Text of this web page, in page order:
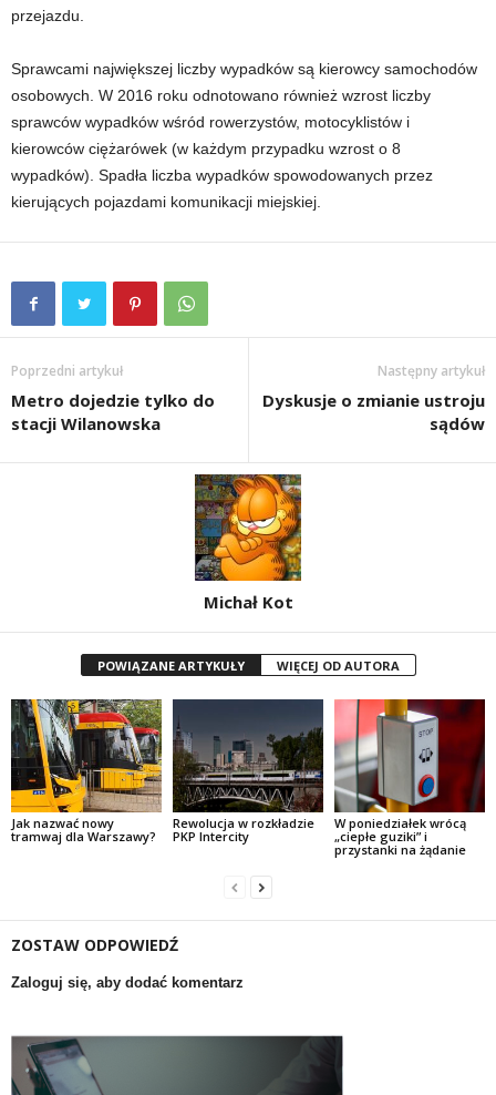
przejazdu.
Sprawcami największej liczby wypadków są kierowcy samochodów
osobowych. W 2016 roku odnotowano również wzrost liczby
sprawców wypadków wśród rowerzystów, motocyklistów i
kierowców ciężarówek (w każdym przypadku wzrost o 8
wypadków). Spadła liczba wypadków spowodowanych przez
kierujących pojazdami komunikacji miejskiej.
Poprzedni artykuł
Metro dojedzie tylko do
stacji Wilanowska
Następny artykuł
Dyskusje o zmianie ustroju
sądów
Michał Kot
POWIĄZANE ARTYKUŁY WIĘCEJ OD AUTORA
Jak nazwać nowy
tramwaj dla Warszawy?
Rewolucja w rozkładzie
PKP Intercity
W poniedziałek wrócą
„ciepłe guziki” i
przystanki na żądanie
ZOSTAW ODPOWIEDŹ
Zaloguj się, aby dodać komentarz